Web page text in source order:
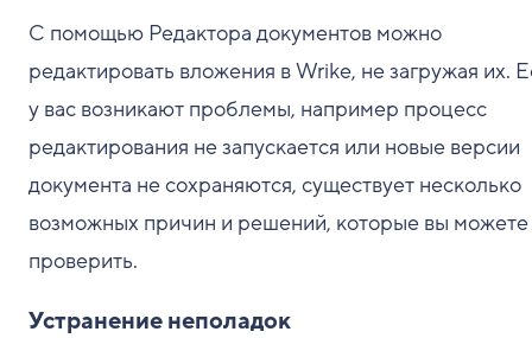
С помощью Редактора документов можно
редактировать вложения в Wrike, не загружая их.
у вас возникают проблемы, например процесс
редактирования не запускается или новые версии
документа не сохраняются, существует несколько
возможных причин и решений, которые вы можете
проверить.
Устранение неполадок